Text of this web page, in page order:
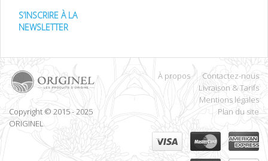
S’INSCRIRE À LA
NEWSLETTER
Copyright © 2015 - 2025
ORIGINEL
À propos
Contactez-nous
Livraison & Tarifs
Mentions légales
Plan du site